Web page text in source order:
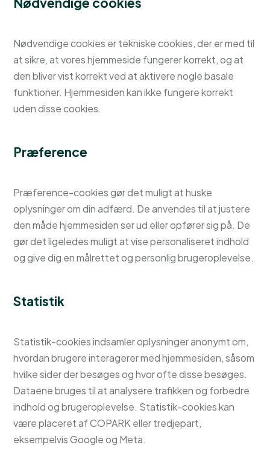
Nødvendige cookies er tekniske cookies, der er med til
at sikre, at vores hjemmeside fungerer korrekt, og at
den bliver vist korrekt ved at aktivere nogle basale
funktioner. Hjemmesiden kan ikke fungere korrekt
uden disse cookies.
Præference
Præference-cookies gør det muligt at huske
oplysninger om din adfærd. De anvendes til at justere
den måde hjemmesiden ser ud eller opfører sig på. De
gør det ligeledes muligt at vise personaliseret indhold
og give dig en målrettet og personlig brugeroplevelse.
Statistik
Statistik-cookies indsamler oplysninger anonymt om,
hvordan brugere interagerer med hjemmesiden, såsom
hvilke sider der besøges og hvor ofte disse besøges.
Dataene bruges til at analysere trafikken og forbedre
indhold og brugeroplevelse. Statistik-cookies kan
være placeret af COPARK eller tredjepart,
eksempelvis Google og Meta.